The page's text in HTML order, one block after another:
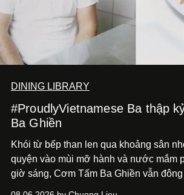
DINING LIBRARY
#ProudlyVietnamese Ba thập
Ba Ghiền
Khói từ bếp than len qua khoảng sân
quyện vào mùi mỡ hành và nước mắm
giờ sáng, Cơm Tấm Ba Ghiền vẫn